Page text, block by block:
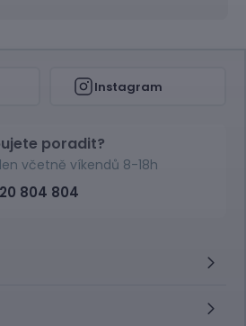
Instagram
poradit?
včetně víkendů 8-18h
804 804